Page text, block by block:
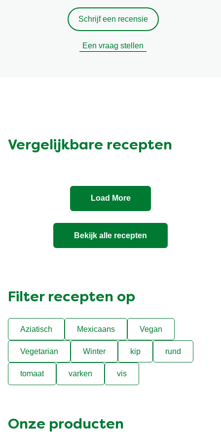
Schrijf een recensie
Een vraag stellen
Vergelijkbare recepten
Load More
Bekijk alle recepten
Filter recepten op
Aziatisch Mexicaans Vegan
Vegetarian Winter kip rund
tomaat varken vis
Onze producten